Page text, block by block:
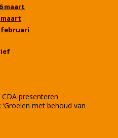
maart
februari
presenteren
met behoud van